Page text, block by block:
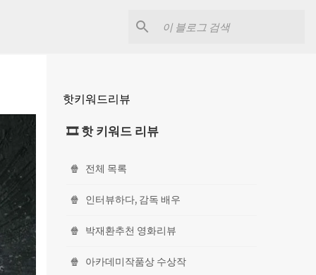
핫키워드리뷰
🎞 핫 키워드 리뷰
🍿 전체 목록
🍿 인터뷰하다, 감독 배우
🍿 박재환추천 영화리뷰
🍿 아카데미작품상 수상작